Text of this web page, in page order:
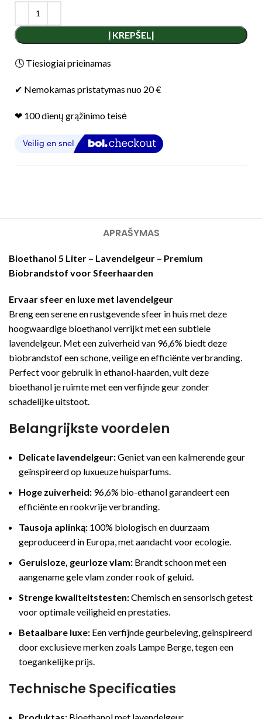
Į KREPŠELĮ
🕓 Tiesiogiai prieinamas
✔ Nemokamas pristatymas nuo 20 €
❤︎ 100 dienų grąžinimo teisė
APRAŠYMAS
Bioethanol 5 Liter – Lavendelgeur – Premium
Biobrandstof voor Sfeerhaarden
Ervaar sfeer en luxe met lavendelgeur
Breng een serene en rustgevende sfeer in huis met deze
hoogwaardige bioethanol verrijkt met een subtiele
lavendelgeur. Met een zuiverheid van 96,6% biedt deze
biobrandstof een schone, veilige en efficiënte verbranding.
Perfect voor gebruik in ethanol-haarden, vult deze
bioethanol je ruimte met een verfijnde geur zonder
schadelijke uitstoot.
Belangrijkste voordelen
Delicate lavendelgeur:Geniet van een kalmerende geur
geïnspireerd op luxueuze huisparfums.
Hoge zuiverheid: 96,6% bio-ethanol garandeert een
efficiënte en rookvrije verbranding.
Tausoja aplinką: 100% biologisch en duurzaam
geproduceerd in Europa, met aandacht voor ecologie.
Geruisloze, geurloze vlam: Brandt schoon met een
aangename gele vlam zonder rook of geluid.
Strenge kwaliteitstesten:Chemisch en sensorisch getest
voor optimale veiligheid en prestaties.
Betaalbare luxe: Een verfijnde geurbeleving, geïnspireerd
door exclusieve merken zoals Lampe Berge, tegen een
toegankelijke prijs.
Technische Specificaties
Produktas: Bioethanol met lavendelgeur